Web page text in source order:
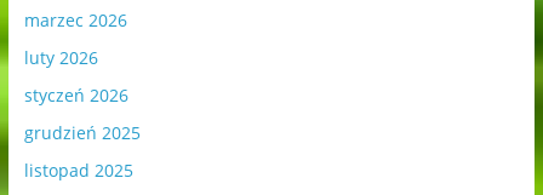
marzec 2026
luty 2026
styczeń 2026
grudzień 2025
listopad 2025